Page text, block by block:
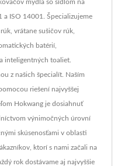
mydla so sídlom na
a ISO 14001. Špecializujeme
vrátane sušičov rúk,
batérií,
inteligentných toaliet.
z našich špecialít. Naším
riešení najvyššej
Hokwang je dosiahnuť
výnimočných úrovní
skúsenosťami v oblasti
ktorí s nami začali na
rok dostávame aj najvyššie